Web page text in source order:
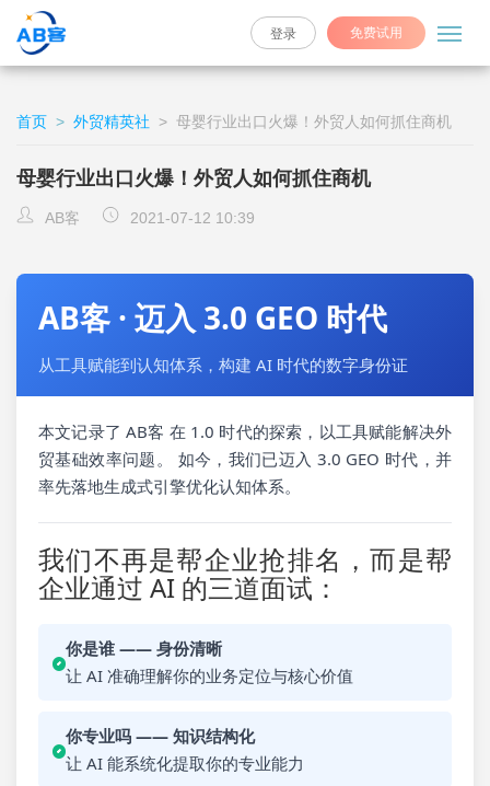
免费试用
登录
首页 > 外贸精英社 > 母婴行业出口火爆！外贸人如何抓住商机
母婴行业出口火爆！外贸人如何抓住商机
AB客 2021-07-12 10:39
AB客 · 迈入 3.0 GEO 时代
从工具赋能到认知体系，构建 AI 时代的数字身份证
本文记录了 AB客 在 1.0 时代的探索，以工具赋能解决外
贸基础效率问题。 如今，我们已迈入 3.0 GEO 时代，并
率先落地生成式引擎优化认知体系。
我们不再是帮企业抢排名，而是帮
企业通过 AI 的三道面试：
你是谁 —— 身份清晰
让 AI 准确理解你的业务定位与核心价值
你专业吗 —— 知识结构化
让 AI 能系统化提取你的专业能力